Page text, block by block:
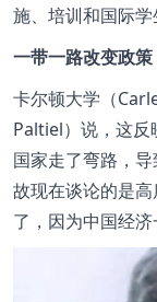
施、培训和国际学
一带一路改变政策
卡尔顿大学（
Paltiel）说，这反
国家走了弯路，导
故现在谈论的是
了，因为中国经济